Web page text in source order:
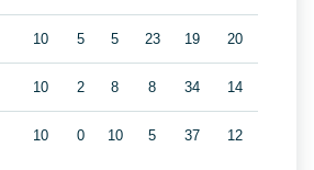
10 5 5 23 19 20
10 2 8 8 34 14
10 0 10 5 37 12